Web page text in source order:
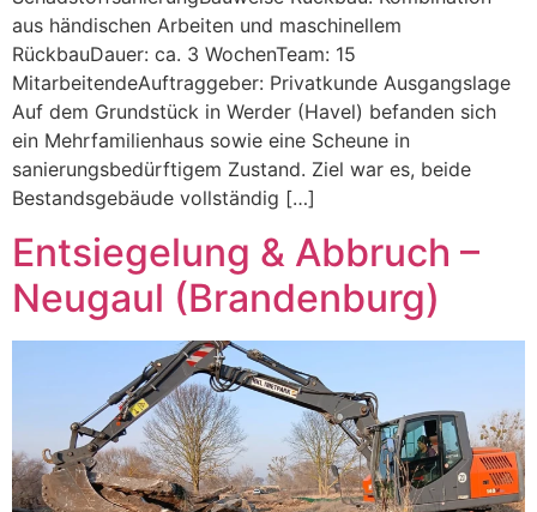
aus händischen Arbeiten und maschinellem
RückbauDauer: ca. 3 WochenTeam: 15
MitarbeitendeAuftraggeber: Privatkunde Ausgangslage
Auf dem Grundstück in Werder (Havel) befanden sich
ein Mehrfamilienhaus sowie eine Scheune in
sanierungsbedürftigem Zustand. Ziel war es, beide
Bestandsgebäude vollständig […]
Entsiegelung & Abbruch –
Neugaul (Brandenburg)